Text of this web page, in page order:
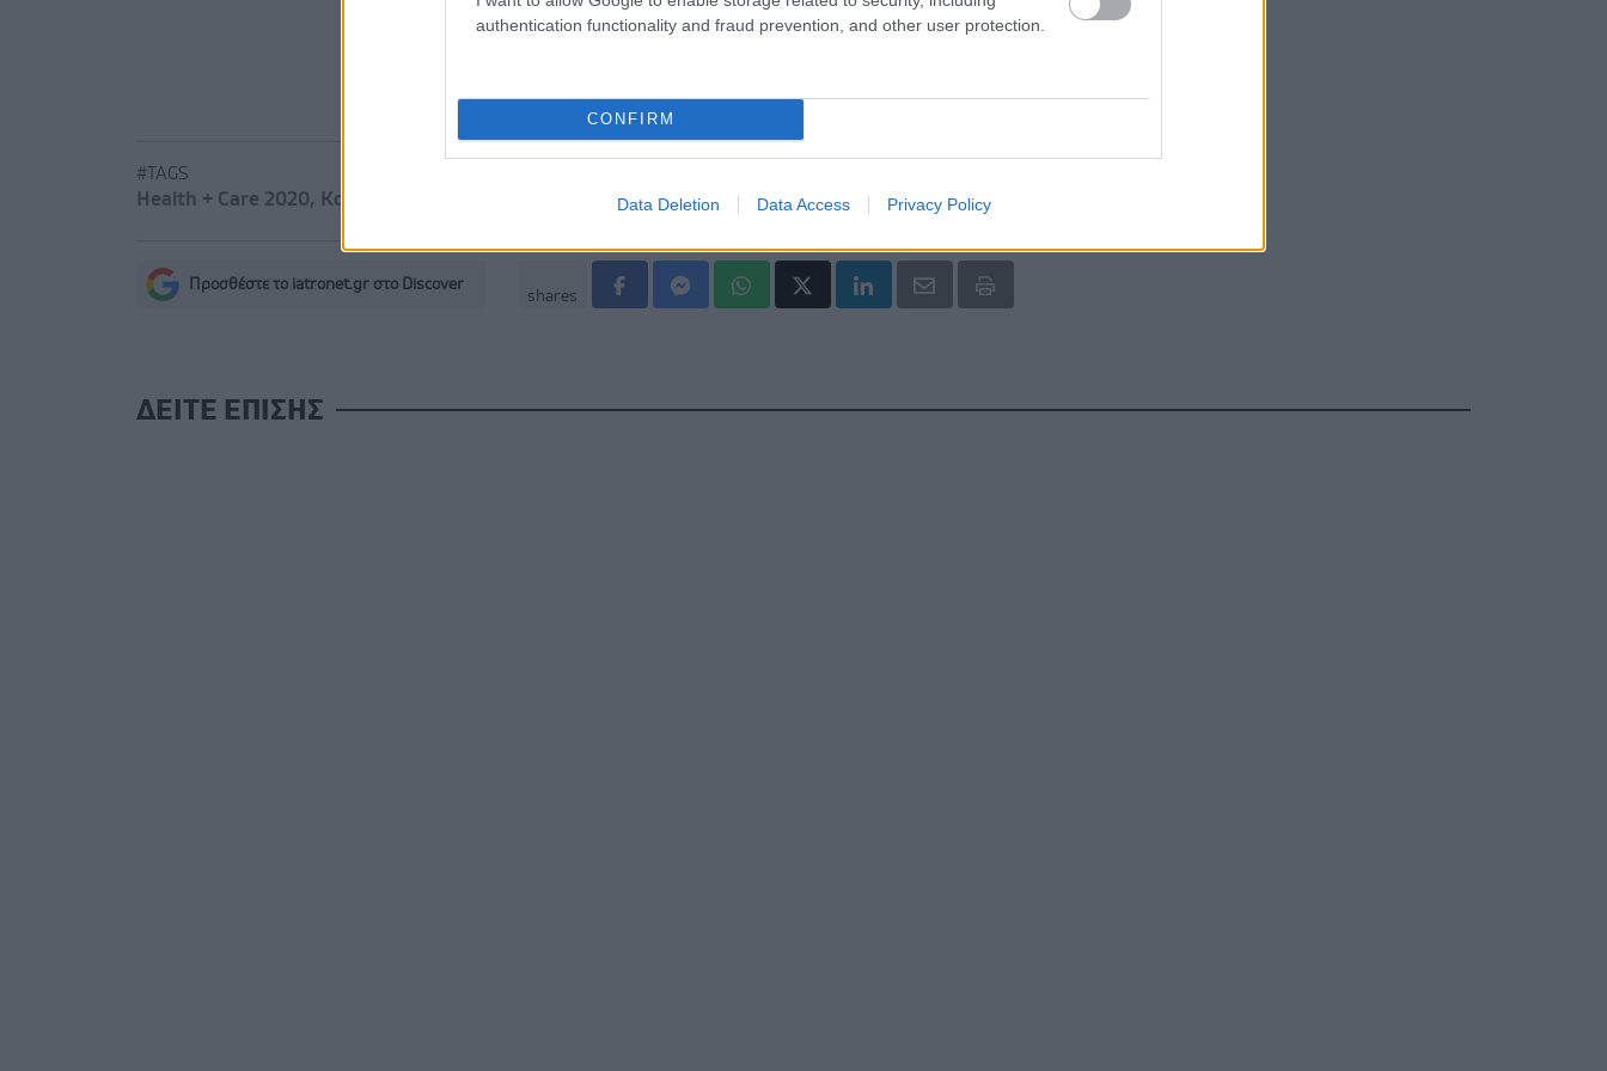
authentication functionality and fraud prevention, and other user protection.
CONFIRM
Data Deletion Data Access Privacy Policy
#TAGS
Health + Care 2020, Κορωνοϊός (COVID-19)
Προσθέστε το iatronet.gr στο Discover
shares
ΔΕΙΤΕ ΕΠΙΣΗΣ